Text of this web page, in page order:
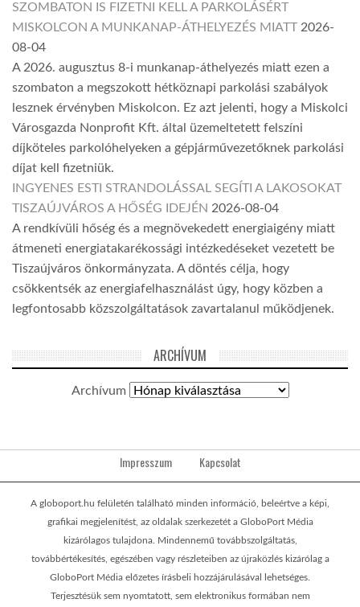
SZOMBATON IS FIZETNI KELL A PARKOLÁSÉRT
MISKOLCON A MUNKANAP-ÁTHELYEZÉS MIATT 2026-
08-04
A 2026. augusztus 8-i munkanap-áthelyezés miatt ezen a
szombaton a megszokott hétköznapi parkolási szabályok
lesznek érvényben Miskolcon. Ez azt jelenti, hogy a Miskolci
Városgazda Nonprofit Kft. által üzemeltetett felszíni
díjköteles parkolóhelyeken a gépjárművezetőknek parkolási
díjat kell fizetniük.
INGYENES ESTI STRANDOLÁSSAL SEGÍTI A LAKOSOKAT
TISZAÚJVÁROS A HŐSÉG IDEJÉN 2026-08-04
A rendkívüli hőség és a megnövekedett energiaigény miatt
átmeneti energiatakarékossági intézkedéseket vezetett be
Tiszaújváros önkormányzata. A döntés célja, hogy
csökkentsék az energiafelhasználást úgy, hogy közben a
legfontosabb közszolgáltatások zavartalanul működjenek.
ARCHÍVUM
Archívum
Impresszum Kapcsolat
A globoport.hu felületén található minden információ, beleértve a képi,
grafikai megjelenítést, az oldalak szerkezetét a GloboPort Média
kizárólagos tulajdona. Mindennemű továbbszolgáltatás,
továbbértékesítés, egészében vagy részleteiben az újraközlés kizárólag a
GloboPort Média előzetes írásbeli hozzájárulásával lehetséges.
Terjesztésük sem nyomtatott, sem elektronikus formában nem